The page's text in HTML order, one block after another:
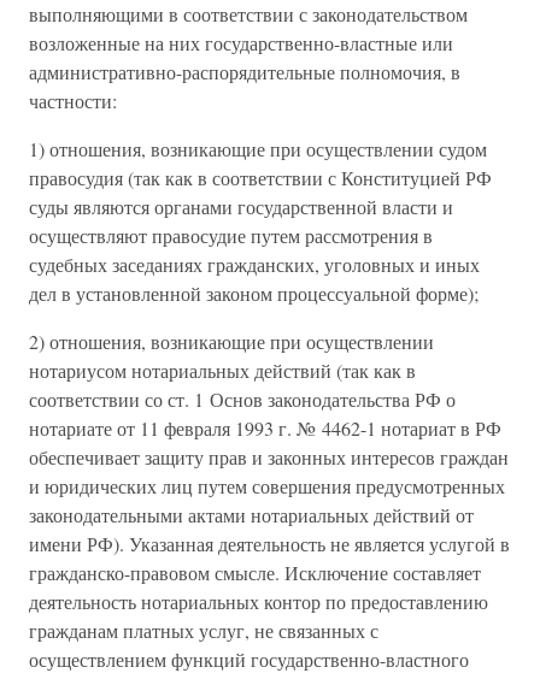
выполняющими в соответствии с законодательством
возложенные на них государственно-властные или
административно-распорядительные полномочия, в
частности:
1) отношения, возникающие при осуществлении судом
правосудия (так как в соответствии с Конституцией РФ
суды являются органами государственной власти и
осуществляют правосудие путем рассмотрения в
судебных заседаниях гражданских, уголовных и иных
дел в установленной законом процессуальной форме);
2) отношения, возникающие при осуществлении
нотариусом нотариальных действий (так как в
соответствии со ст. 1 Основ законодательства РФ о
нотариате от 11 февраля 1993 г. № 4462-1 нотариат в РФ
обеспечивает защиту прав и законных интересов граждан
и юридических лиц путем совершения предусмотренных
законодательными актами нотариальных действий от
имени РФ). Указанная деятельность не является услугой в
гражданско-правовом смысле. Исключение составляет
деятельность нотариальных контор по предоставлению
гражданам платных услуг, не связанных с
осуществлением функций государственно-властного